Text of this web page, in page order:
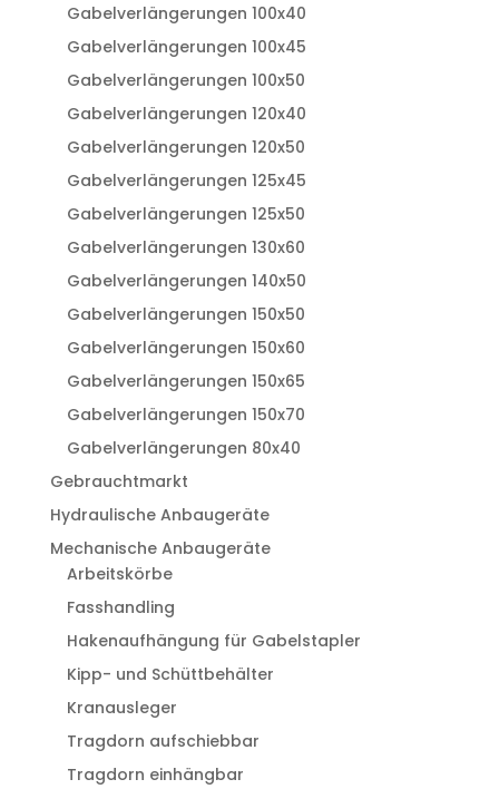
Gabelverlängerungen 100x40
Gabelverlängerungen 100x45
Gabelverlängerungen 100x50
Gabelverlängerungen 120x40
Gabelverlängerungen 120x50
Gabelverlängerungen 125x45
Gabelverlängerungen 125x50
Gabelverlängerungen 130x60
Gabelverlängerungen 140x50
Gabelverlängerungen 150x50
Gabelverlängerungen 150x60
Gabelverlängerungen 150x65
Gabelverlängerungen 150x70
Gabelverlängerungen 80x40
Gebrauchtmarkt
Hydraulische Anbaugeräte
Mechanische Anbaugeräte
Arbeitskörbe
Fasshandling
Hakenaufhängung für Gabelstapler
Kipp- und Schüttbehälter
Kranausleger
Tragdorn aufschiebbar
Tragdorn einhängbar